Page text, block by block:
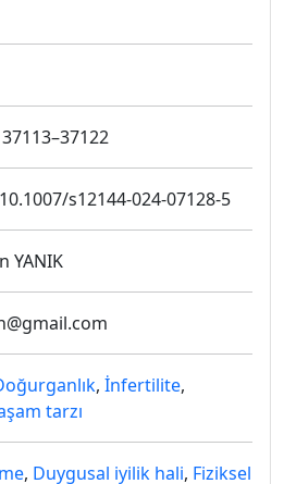
s12144-024-07128-5
YANIK
, İnfertilite,
tarzı
, Duygusal iyilik hali, Fiziksel